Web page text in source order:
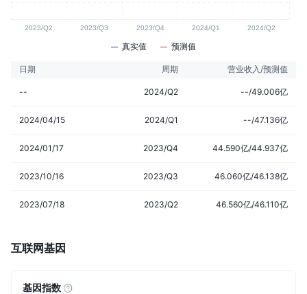
真实值 预测值
日期 周期 营业收入/预测值
-- 2024/Q2 --/49.006亿
2024/04/15 2024/Q1 --/47.136亿
2024/01/17 2023/Q4 44.590亿/44.937亿
2023/10/16 2023/Q3 46.060亿/46.138亿
2023/07/18 2023/Q2 46.560亿/46.110亿
互联网基因
基因指数